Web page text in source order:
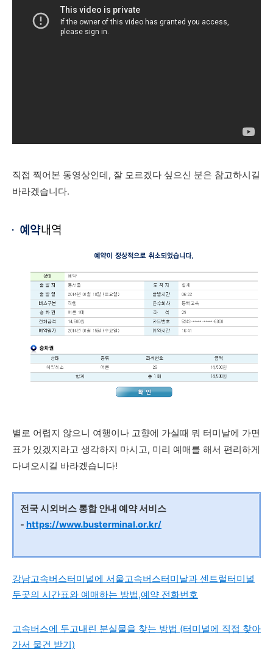
직접 찍어본 동영상인데, 잘 모르겠다 싶으신 분은 참고하시길
바라겠습니다.
별로 어렵지 않으니 여행이나 고향에 가실때 뭐 터미날에 가면
표가 있겠지라고 생각하지 마시고, 미리 예매를 해서 편리하게
다녀오시길 바라겠습니다!
전국 시외버스 통합 안내 예약 서비스
- https://www.busterminal.or.kr/
강남고속버스터미널에 서울고속버스터미날과 센트럴터미널
두곳의 시간표와 예매하는 방법,예약 전화번호
고속버스에 두고내린 분실물을 찾는 방법 (터미널에 직접 찾아
가서 물건 받기)